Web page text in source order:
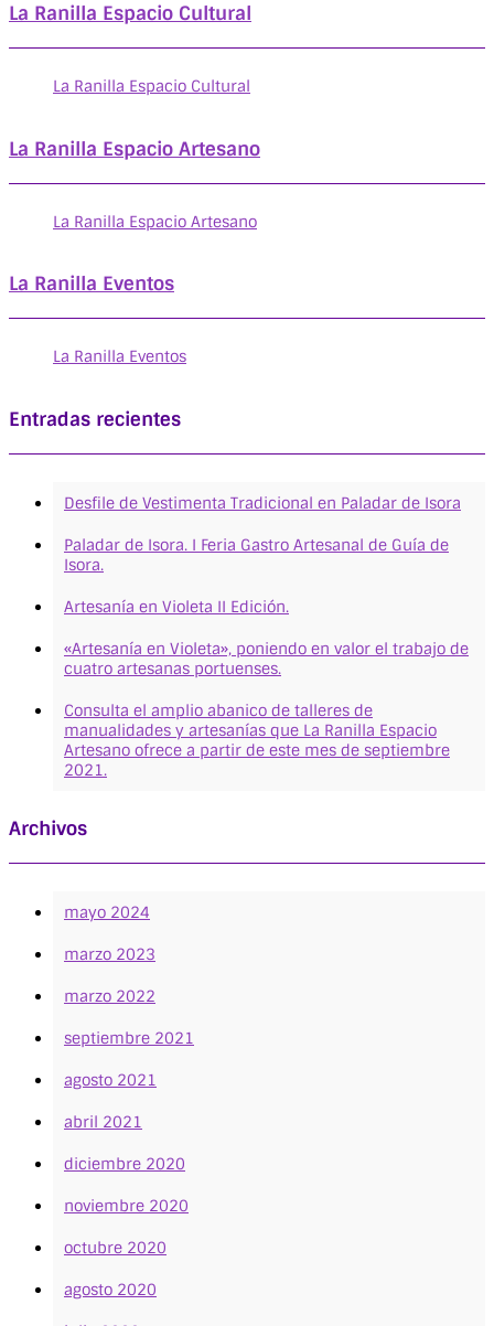
La Ranilla Espacio Cultural
La Ranilla Espacio Cultural
La Ranilla Espacio Artesano
La Ranilla Espacio Artesano
La Ranilla Eventos
La Ranilla Eventos
Entradas recientes
Desfile de Vestimenta Tradicional en Paladar de Isora
Paladar de Isora. I Feria Gastro Artesanal de Guía de
Isora.
Artesanía en Violeta II Edición.
«Artesanía en Violeta», poniendo en valor el trabajo de
cuatro artesanas portuenses.
Consulta el amplio abanico de talleres de
manualidades y artesanías que La Ranilla Espacio
Artesano ofrece a partir de este mes de septiembre
2021.
Archivos
mayo 2024
marzo 2023
marzo 2022
septiembre 2021
agosto 2021
abril 2021
diciembre 2020
noviembre 2020
octubre 2020
agosto 2020